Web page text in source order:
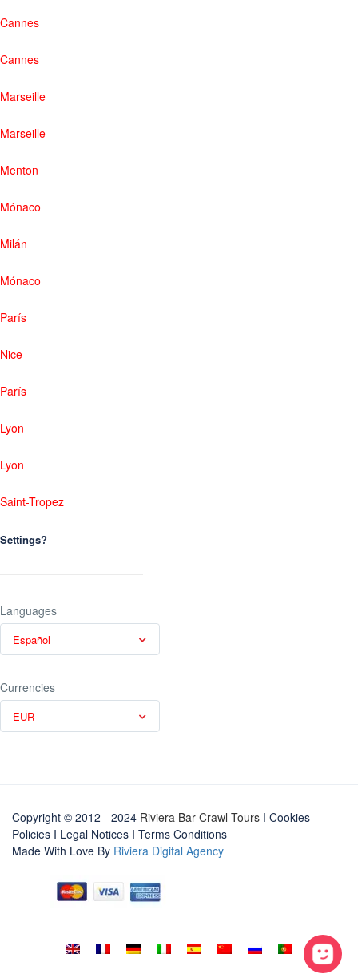
Cannes
Cannes
Marseille
Marseille
Menton
Mónaco
Milán
Mónaco
París
Nice
París
Lyon
Lyon
Saint-Tropez
Settings?
Languages
Español
Currencies
EUR
Copyright © 2012 - 2024 Riviera Bar Crawl Tours I Cookies
Policies I Legal Notices I Terms Conditions
Made With Love By Riviera Digital Agency